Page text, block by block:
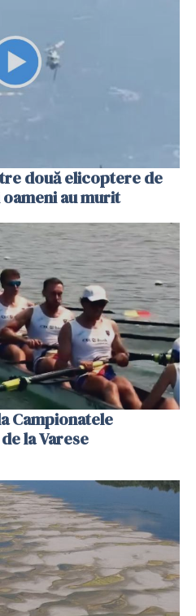
două elicoptere de
au murit
Campionatele
la Varese